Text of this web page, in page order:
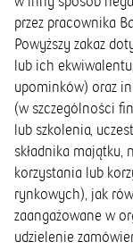
przez pracownika
Powyższy zakaz
lub ich
upominków) oraz
(w szczególności
lub szkolenia,
składnika majątku,
korzystania lub
rynkowych), jak
zaangażowane w
udzielenie